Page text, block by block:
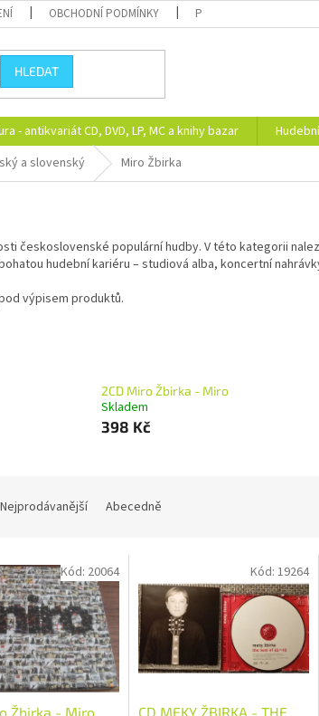
OBCHODNÍ PODMÍNKY PODMÍNKY OCHRANY
HLEDAT
- antikvariát CD, DVD, LP, MC a knihy bazar
a slovenský Miro Žbirka
československé populární hudby. V této kategorii
hudební kariéru – studiová alba, koncertní
výpisem produktů.
2CD Miro Žbirka - Miro
Skladem
398 Kč
Nejprodávanější Abecedně
Žbirka - Miro
Kód: 20064
CD MEKY ŽBIRKA - THE
Kód:19264